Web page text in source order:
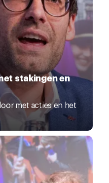
stakingen en
met acties en het